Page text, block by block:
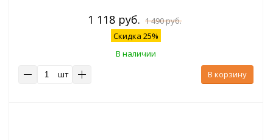
1 118 руб. 1 490 руб.
Скидка 25%
В наличии
шт
В корзину